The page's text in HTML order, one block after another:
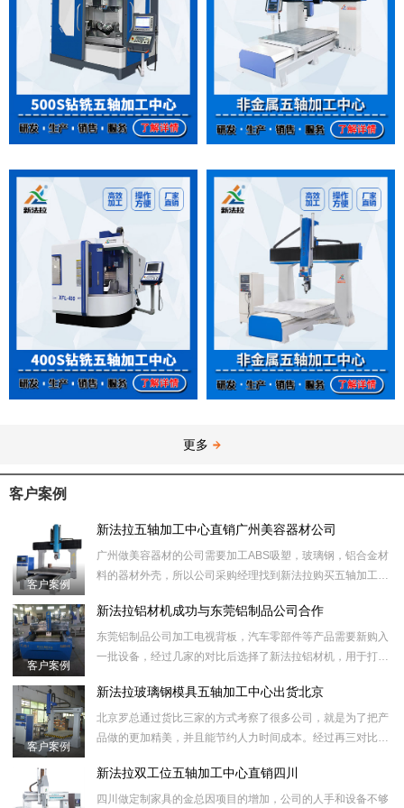
更多
客户案例
客户案例
新法拉五轴加工中心直销广州美容器材公司
广州做美容器材的公司需要加工ABS吸塑，玻璃钢，铝合金材
料的器材外壳，所以公司采购经理找到新法拉购买五轴加工中
客户案例
新法拉铝材机成功与东莞铝制品公司合作
东莞铝制品公司加工电视背板，汽车零部件等产品需要新购入
一批设备，经过几家的对比后选择了新法拉铝材机，用于打
客户案例
新法拉玻璃钢模具五轴加工中心出货北京
北京罗总通过货比三家的方式考察了很多公司，就是为了把产
品做的更加精美，并且能节约人力时间成本。经过再三对比，
于
新法拉双工位五轴加工中心直销四川
四川做定制家具的金总因项目的增加，公司的人手和设备不够